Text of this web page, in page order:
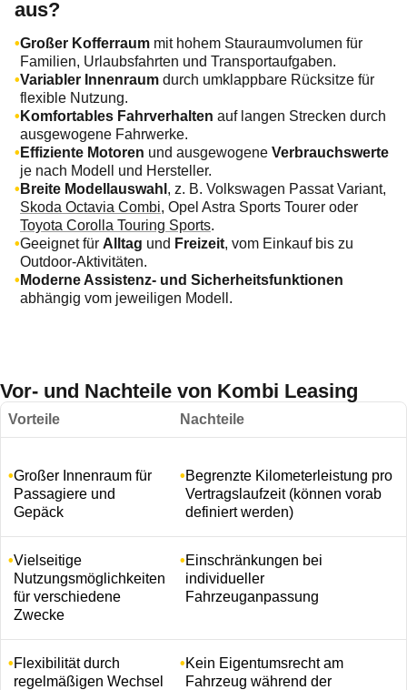
aus?
Großer Kofferraum mit hohem Stauraumvolumen für
Familien, Urlaubsfahrten und Transportaufgaben.
Variabler Innenraum durch umklappbare Rücksitze für
flexible Nutzung.
Komfortables Fahrverhalten auf langen Strecken durch
ausgewogene Fahrwerke.
Effiziente Motoren und ausgewogene Verbrauchswerte
je nach Modell und Hersteller.
Breite Modellauswahl , z. B. Volkswagen Passat Variant,
Skoda Octavia Combi, Opel Astra Sports Tourer oder
Toyota Corolla Touring Sports.
Geeignet für Alltag und Freizeit, vom Einkauf bis zu
Outdoor‑Aktivitäten.
Moderne Assistenz‑ und Sicherheitsfunktionen
abhängig vom jeweiligen Modell.
Vor- und Nachteile von Kombi Leasing
Vorteile Nachteile
Großer Innenraum für
Passagiere und
Gepäck
Begrenzte Kilometerleistung pro
Vertragslaufzeit (können vorab
definiert werden)
Vielseitige
Nutzungsmöglichkeiten
für verschiedene
Zwecke
Einschränkungen bei
individueller
Fahrzeuganpassung
Flexibilität durch
regelmäßigen Wechsel
Kein Eigentumsrecht am
Fahrzeug während der